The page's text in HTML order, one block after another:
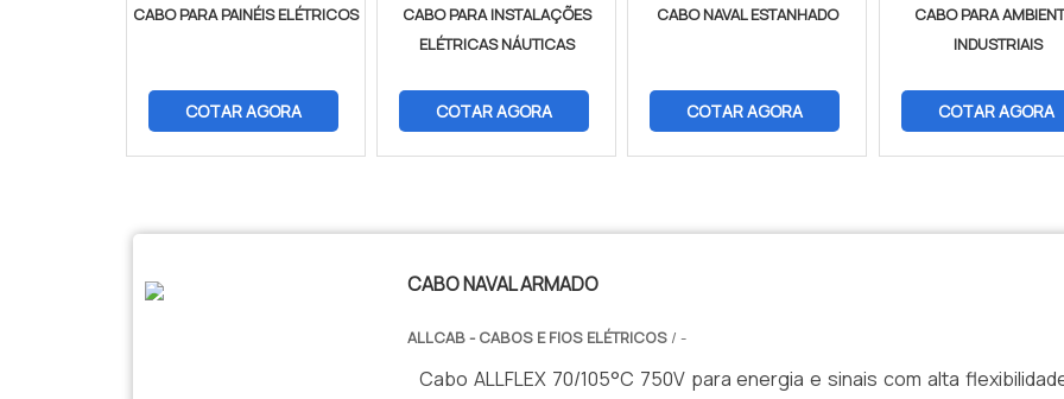
CABO PARA PAINÉIS ELÉTRICOS
COTAR AGORA
CABO PARA INSTALAÇÕES
ELÉTRICAS NÁUTICAS
COTAR AGORA
CABO NAVAL ESTANHADO
COTAR AGORA
CABO PARA
INDUSTRIAIS
COTAR AGORA
CABO NAVAL ARMADO
ALLCAB - CABOS E FIOS ELÉTRICOS / -
Cabo ALLFLEX 70/105°C 750V para energia e sinais com alta